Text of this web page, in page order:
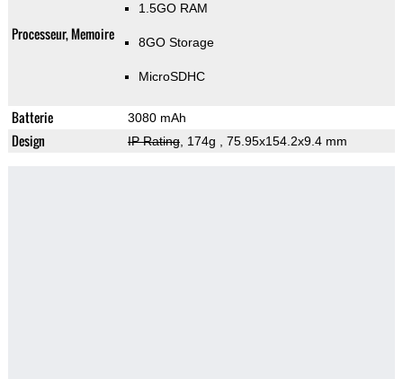
Processeur, Memoire
1.5GO RAM
8GO Storage
MicroSDHC
Batterie 3080 mAh
Design IP Rating, 174g , 75.95x154.2x9.4 mm